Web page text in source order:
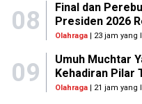
08
Final dan
Presiden 2026
Olahraga| 23 jam yang
09
Umuh Muchtar
Kehadiran Pilar
Olahraga| 21 jam yang